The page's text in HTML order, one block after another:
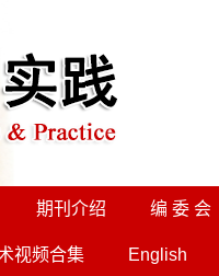
期刊介绍 编 委 会
视频合集 English